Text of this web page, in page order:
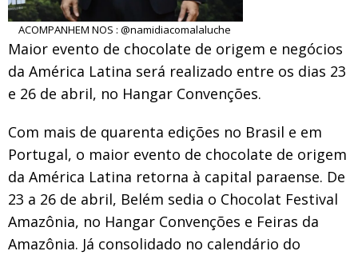
ACOMPANHEM NOS : @namidiacomalaluche
Maior evento de chocolate de origem e negócios
da América Latina será realizado entre os dias 23
e 26 de abril, no Hangar Convenções.
Com mais de quarenta edições no Brasil e em
Portugal, o maior evento de chocolate de origem
da América Latina retorna à capital paraense. De
23 a 26 de abril, Belém sedia o Chocolat Festival
Amazônia, no Hangar Convenções e Feiras da
Amazônia. Já consolidado no calendário do